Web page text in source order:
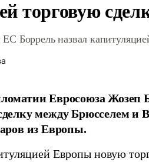
торговую
ЕС Боррель назвал
Евросоюза Жозеп
между Брюсселем
из Европы.
Европы новую